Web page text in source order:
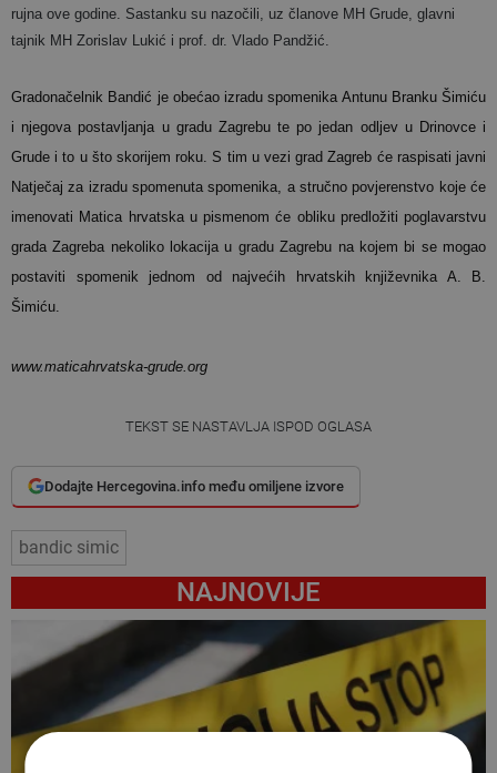
rujna ove godine. Sastanku su nazočili, uz članove MH Grude, glavni
tajnik MH Zorislav Lukić i prof. dr. Vlado Pandžić.
Gradonačelnik Bandić je obećao izradu spomenika Antunu Branku Šimiću
i njegova postavljanja u gradu Zagrebu te po jedan odljev u Drinovce i
Grude i to u što skorijem roku. S tim u vezi grad Zagreb će raspisati javni
Natječaj za izradu spomenuta spomenika, a stručno povjerenstvo koje će
imenovati Matica hrvatska u pismenom će obliku predložiti poglavarstvu
grada Zagreba nekoliko lokacija u gradu Zagrebu na kojem bi se mogao
postaviti spomenik jednom od najvećih hrvatskih književnika A. B.
Šimiću.
www.maticahrvatska-grude.org
TEKST SE NASTAVLJA ISPOD OGLASA
Dodajte Hercegovina.info među omiljene izvore
bandic simic
NAJNOVIJE